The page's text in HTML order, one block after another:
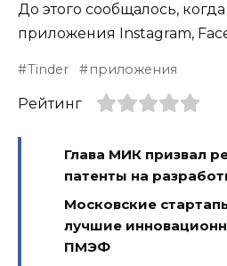
До этого сообщалось,
приложения Instagram,
Tinder приложения
Рейтинг
Глава МИК призвал
патенты на
Московские
лучшие
ПМЭФ